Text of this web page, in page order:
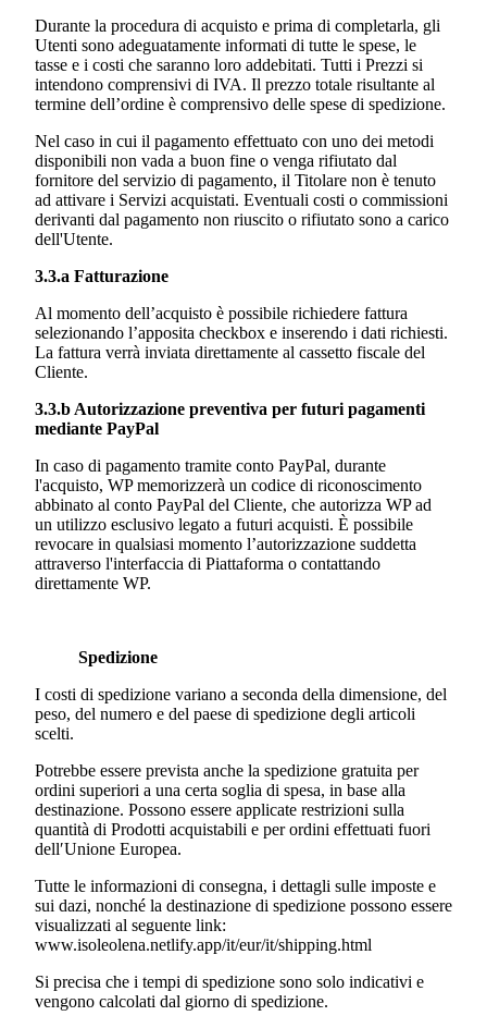
Durante la procedura di acquisto e prima di completarla, gli
Utenti sono adeguatamente informati di tutte le spese, le
tasse e i costi che saranno loro addebitati. Tutti i Prezzi si
intendono comprensivi di IVA. Il prezzo totale risultante al
termine dell’ordine è comprensivo delle spese di spedizione.
Nel caso in cui il pagamento effettuato con uno dei metodi
disponibili non vada a buon fine o venga rifiutato dal
fornitore del servizio di pagamento, il Titolare non è tenuto
ad attivare i Servizi acquistati. Eventuali costi o commissioni
derivanti dal pagamento non riuscito o rifiutato sono a carico
dell'Utente.
3.3.a Fatturazione
Al momento dell’acquisto è possibile richiedere fattura
selezionando l’apposita checkbox e inserendo i dati richiesti.
La fattura verrà inviata direttamente al cassetto fiscale del
Cliente.
3.3.b Autorizzazione preventiva per futuri pagamenti
mediante PayPal
In caso di pagamento tramite conto PayPal, durante
l'acquisto, WP memorizzerà un codice di riconoscimento
abbinato al conto PayPal del Cliente, che autorizza WP ad
un utilizzo esclusivo legato a futuri acquisti. È possibile
revocare in qualsiasi momento l’autorizzazione suddetta
attraverso l'interfaccia di Piattaforma o contattando
direttamente WP.
Spedizione
I costi di spedizione variano a seconda della dimensione, del
peso, del numero e del paese di spedizione degli articoli
scelti.
Potrebbe essere prevista anche la spedizione gratuita per
ordini superiori a una certa soglia di spesa, in base alla
destinazione. Possono essere applicate restrizioni sulla
quantità di Prodotti acquistabili e per ordini effettuati fuori
dell′Unione Europea.
Tutte le informazioni di consegna, i dettagli sulle imposte e
sui dazi, nonché la destinazione di spedizione possono essere
visualizzati al seguente link:
www.isoleolena.netlify.app/it/eur/it/shipping.html
Si precisa che i tempi di spedizione sono solo indicativi e
vengono calcolati dal giorno di spedizione.